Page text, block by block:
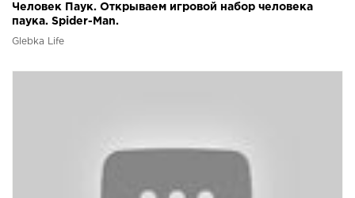
Человек Паук. Открываем игровой набор человека
паука. Spider-Man.
Glebka Life